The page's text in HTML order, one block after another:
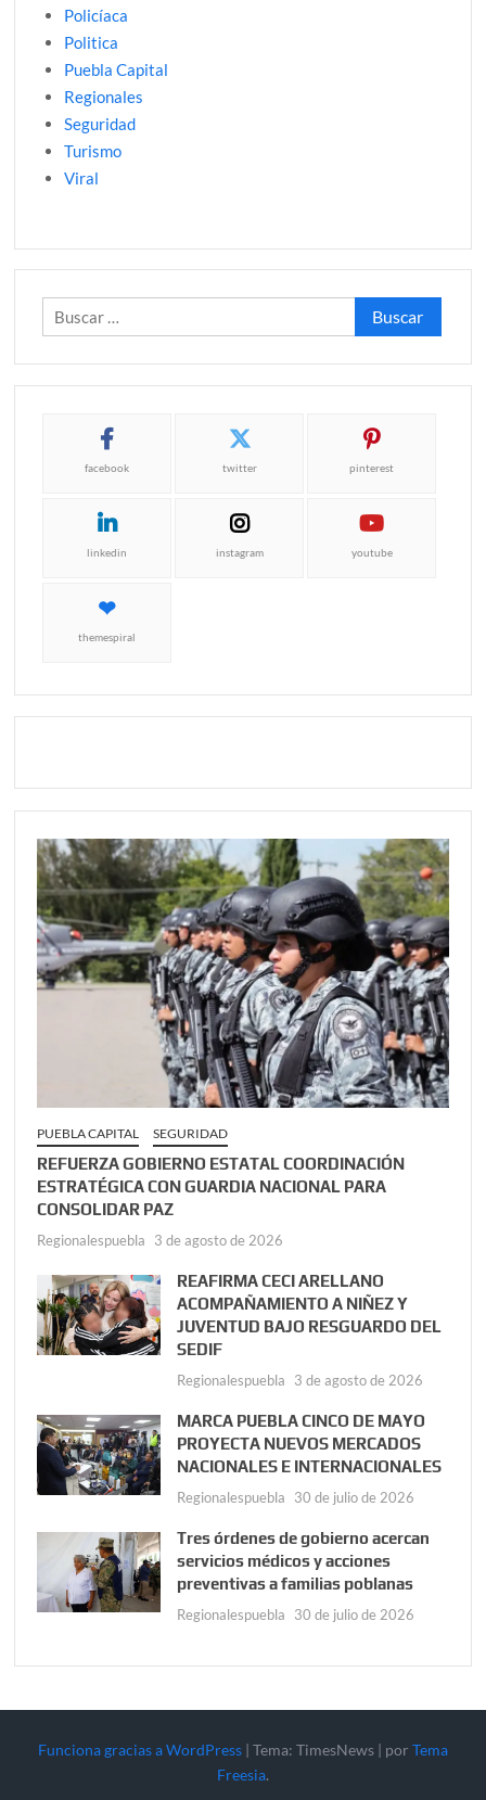
Policíaca
Politica
Puebla Capital
Regionales
Seguridad
Turismo
Viral
Buscar:
facebook twitter pinterest
linkedin instagram youtube
themespiral
PUEBLA CAPITAL SEGURIDAD
REFUERZA GOBIERNO ESTATAL COORDINACIÓN
ESTRATÉGICA CON GUARDIA NACIONAL PARA
CONSOLIDAR PAZ
Regionalespuebla 3 de agosto de 2026
REAFIRMA CECI ARELLANO
ACOMPAÑAMIENTO A NIÑEZ Y
JUVENTUD BAJO RESGUARDO DEL
SEDIF
Regionalespuebla 3 de agosto de 2026
MARCA PUEBLA CINCO DE MAYO
PROYECTA NUEVOS MERCADOS
NACIONALES E INTERNACIONALES
Regionalespuebla 30 de julio de 2026
Tres órdenes de gobierno acercan
servicios médicos y acciones
preventivas a familias poblanas
Regionalespuebla 30 de julio de 2026
Funciona gracias a WordPress | Tema: TimesNews | por Tema
Freesia.